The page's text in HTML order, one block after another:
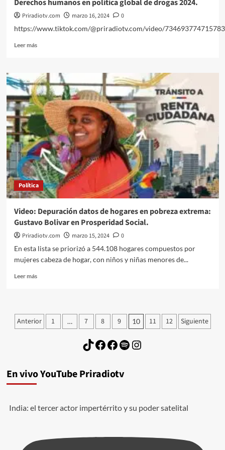
Derechos humanos en política global de drogas 2024.
Priradiotv.com marzo 16, 2024
0
https://www.tiktok.com/@priradiotv.com/video/
Leer másLeer
Derechos
humanos
en
política
global
drogas
2024.
Política
Video: Depuración datos de hogares en pobreza extrema:
Gustavo Bolivar en Prosperidad Social.
Priradiotv.com marzo 15, 2024
0
En esta lista se priorizó a 544.108 hogares compuestos por
mujeres cabeza de hogar, con niños y niñas menores de...
Leer másLeer
Depuración
datos
extrema:
Gustavo
Prosperidad
Paginación
Anterior 1 … 7 8 9 10 11 12 Siguiente
TikTok
Facebook
Facebook
Spotify
Instagram
En vivo YouTube Priradiotv
India: el tercer actor impertérrito y su poder satelital